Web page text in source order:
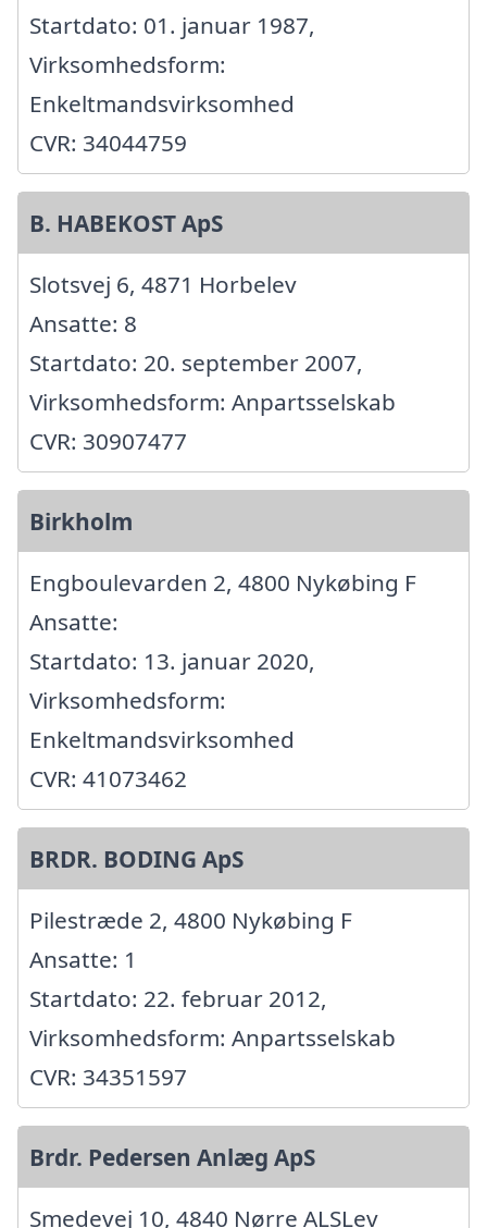
Startdato: 01. januar 1987,
Virksomhedsform:
Enkeltmandsvirksomhed
CVR: 34044759
B. HABEKOST ApS
Slotsvej 6, 4871 Horbelev
Ansatte: 8
Startdato: 20. september 2007,
Virksomhedsform: Anpartsselskab
CVR: 30907477
Birkholm
Engboulevarden 2, 4800 Nykøbing F
Ansatte:
Startdato: 13. januar 2020,
Virksomhedsform:
Enkeltmandsvirksomhed
CVR: 41073462
BRDR. BODING ApS
Pilestræde 2, 4800 Nykøbing F
Ansatte: 1
Startdato: 22. februar 2012,
Virksomhedsform: Anpartsselskab
CVR: 34351597
Brdr. Pedersen Anlæg ApS
Smedevej 10, 4840 Nørre ALSLev